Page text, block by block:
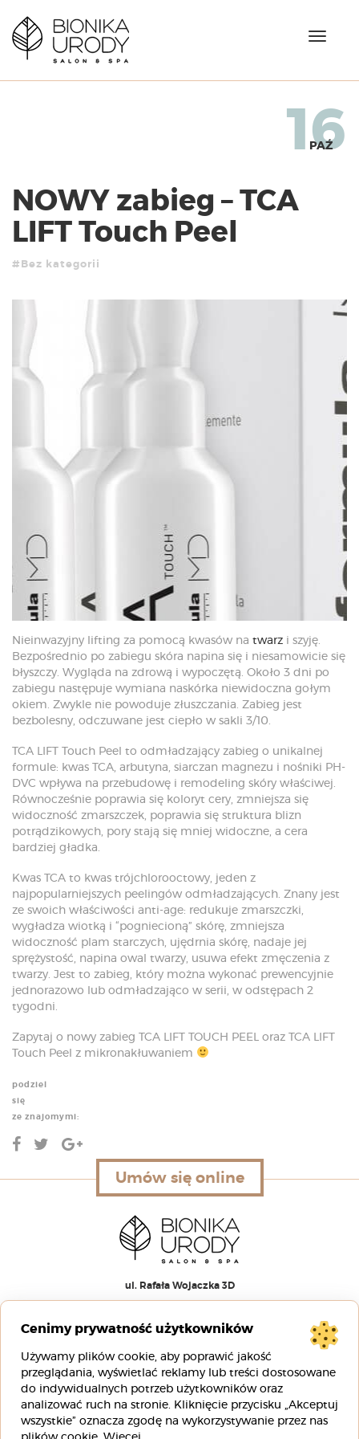
N
a
j
16
PAŹ
NOWY zabieg – TCA
LIFT Touch Peel
#Bez kategorii
Nieinwazyjny lifting za pomocą kwasów na twarz i szyję.
Bezpośrednio po zabiegu skóra napina się i niesamowicie się
błyszczy. Wygląda na zdrową i wypoczętą. Około 3 dni po
zabiegu następuje wymiana naskórka niewidoczna gołym
okiem. Zwykle nie powoduje złuszczania. Zabieg jest
bezbolesny, odczuwane jest ciepło w sakli 3/10.
TCA LIFT Touch Peel to odmładzający zabieg o unikalnej
formule: kwas TCA, arbutyna, siarczan magnezu i nośniki PH-
DVC wpływa na przebudowę i remodeling skóry właściwej.
Równocześnie poprawia się koloryt cery, zmniejsza się
widoczność zmarszczek, poprawia się struktura blizn
potrądzikowych, pory stają się mniej widoczne, a cera
bardziej gładka.
Kwas TCA to kwas trójchlorooctowy, jeden z
najpopularniejszych peelingów odmładzających. Znany jest
ze swoich właściwości anti-age: redukuje zmarszczki,
wygładza wiotką i “pogniecioną” skórę, zmniejsza
widoczność plam starczych, ujędrnia skórę, nadaje jej
sprężystość, napina owal twarzy, usuwa efekt zmęczenia z
twarzy. Jest to zabieg, który można wykonać prewencyjnie
jednorazowo lub odmładzająco w serii, w odstępach 2
tygodni.
Zapytaj o nowy zabieg TCA LIFT TOUCH PEEL oraz TCA LIFT
Touch Peel z mikronakłuwaniem
podziel
się
ze znajomymi:
Umów się online
Umów się online
ul. Rafała Wojaczka 3D
sb 800– 1600
+48 88 00 88 333
info@bionikaurody.pl
Cenimy prywatność użytkowników
Używamy plików cookie, aby poprawić jakość
przeglądania, wyświetlać reklamy lub treści dostosowane
do indywidualnych potrzeb użytkowników oraz
analizować ruch na stronie. Kliknięcie przycisku „Akceptuj
wszystkie” oznacza zgodę na wykorzystywanie przez nas